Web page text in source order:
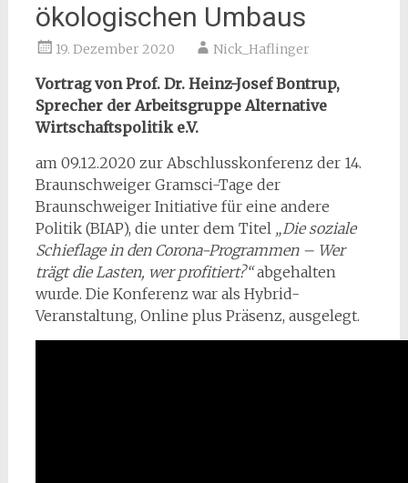
ökologischen Umbaus
19. Dezember 2020 Nick_Haflinger
Vortrag von Prof. Dr. Heinz-Josef Bontrup,
Sprecher der Arbeitsgruppe Alternative
Wirtschaftspolitik e.V.
am 09.12.2020 zur Abschlusskonferenz der 14.
Braunschweiger Gramsci-Tage der
Braunschweiger Initiative für eine andere
Politik (BIAP), die unter dem Titel „Die soziale
Schieflage in den Corona-Programmen – Wer
trägt die Lasten, wer profitiert?“abgehalten
wurde. Die Konferenz war als Hybrid-
Veranstaltung, Online plus Präsenz, ausgelegt.